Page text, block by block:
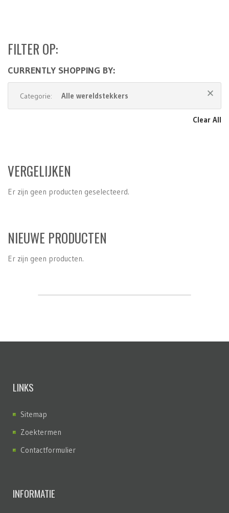
FILTER OP:
CURRENTLY SHOPPING BY:
Categorie: Alle wereldstekkers
Clear All
VERGELIJKEN
Er zijn geen producten geselecteerd.
NIEUWE PRODUCTEN
Er zijn geen producten.
LINKS
Sitemap
Zoektermen
Contactformulier
INFORMATIE